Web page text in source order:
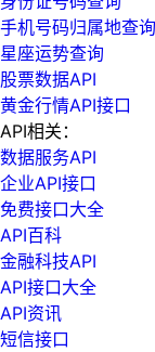
手机号码归属地查询
星座运势查询
股票数据API
黄金行情API接口
API相关：
数据服务API
企业API接口
免费接口大全
API百科
金融科技API
API接口大全
API资讯
短信接口